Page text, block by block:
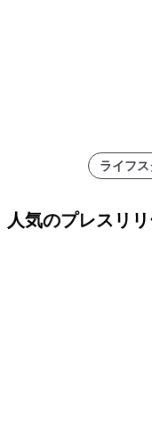
ライフ
人気のプレスリ